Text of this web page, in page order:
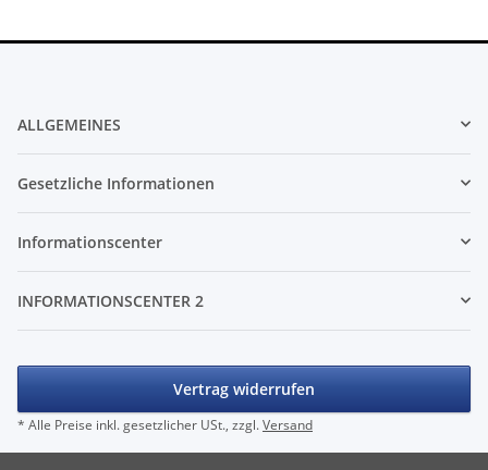
ALLGEMEINES
Gesetzliche Informationen
Informationscenter
INFORMATIONSCENTER 2
Vertrag widerrufen
* Alle Preise inkl. gesetzlicher USt., zzgl.Versand